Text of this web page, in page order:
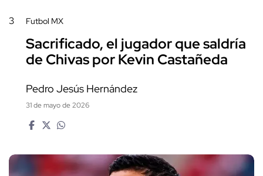
3 Futbol MX
Sacrificado, el jugador que saldría
de Chivas por Kevin Castañeda
Pedro Jesús Hernández
31 de mayo de 2026